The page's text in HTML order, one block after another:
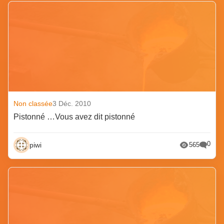
Non classée3 Déc. 2010
Pistonné …Vous avez dit pistonné
piwi 565 0